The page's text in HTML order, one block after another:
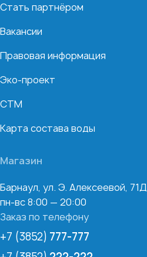
Стать партнёром
Вакансии
Правовая информация
Эко-проект
СТМ
Карта состава воды
Магазин
Барнаул, ул. Э. Алексеевой, 71Д
пн-вс 8:00 — 20:00
Заказ по телефону
+7 (3852) 777-777